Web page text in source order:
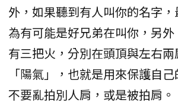
外，如果聽到有人叫你的名字
為有可能是好兄弟在叫你，另
有三把火，分別在頭頂與左右
「陽氣」，也就是用來保護自
不要亂拍別人肩，或是被拍肩。